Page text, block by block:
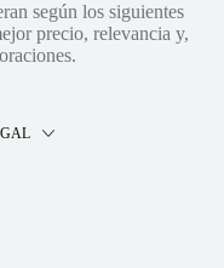
según los siguientes
precio, relevancia y,